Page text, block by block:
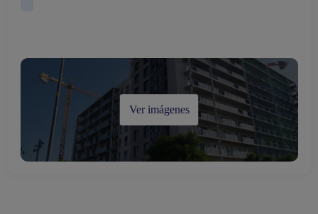
Ver imágenes